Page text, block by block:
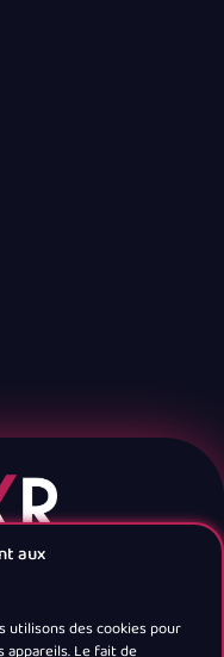
aux
utilisons des cookies pour